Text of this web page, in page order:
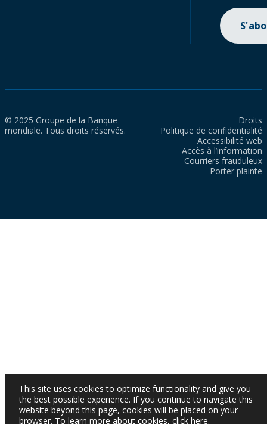
© 2025 Groupe de la Banque
mondiale. Tous droits réservés.
Droits
Politique de confidentialité
Accessibilité web
Accès à l’information
Courriers frauduleux
Porter plainte
This site uses cookies to optimize functionality and give you
the best possible experience. If you continue to navigate this
website beyond this page, cookies will be placed on your
browser. To learn more about cookies, click here.